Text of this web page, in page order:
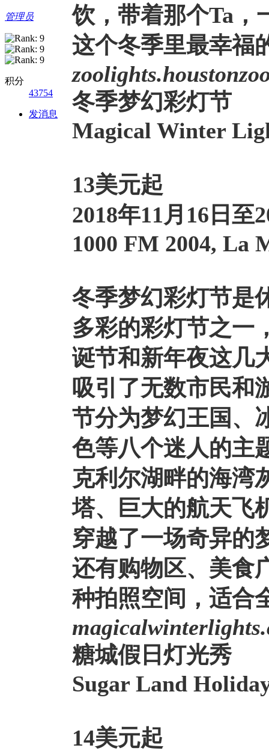
管理员
积分
43754
发消息
饮，带着那个Ta，
这个冬季里最幸福
冬季梦幻彩灯节
Magical Winter
13美元起
2018年11月16日至
1000 FM 2004, La
冬季梦幻彩灯节是
多彩的彩灯节之一
诞节和新年夜这几
吸引了无数市民和
节分为梦幻王国、
色等八个迷人的主
克利尔湖畔的海湾
塔、巨大的航天飞
穿越了一场奇异的
还有购物区、美食
种拍照空间，适合
糖城假日灯光秀
Sugar Land
14美元起